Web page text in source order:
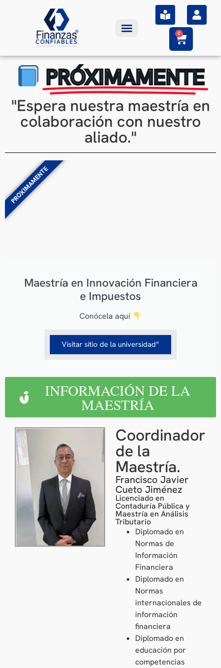
0
PRÓXIMAMENTE
"Espera nuestra maestría en
colaboración con nuestro
aliado."
Maestría en Innovación Financiera
e Impuestos
Conócela aquí
Visitar sitio de la universidad”
PROXIMAMENTE
INFORMACIÓN DE LA
MAESTRÍA
Coordinador
de la
Maestría.
Francisco Javier
Cueto Jiménez
Licenciado en
Contaduría Pública y
Maestría en Análisis
Tributario
Diplomado en
Normas de
Información
Financiera
Diplomado en
Normas
internacionales de
información
financiera
Diplomado en
educación por
competencias